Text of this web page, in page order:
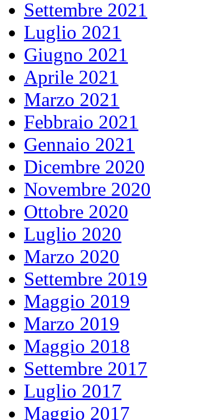
Settembre 2021
Luglio 2021
Giugno 2021
Aprile 2021
Marzo 2021
Febbraio 2021
Gennaio 2021
Dicembre 2020
Novembre 2020
Ottobre 2020
Luglio 2020
Marzo 2020
Settembre 2019
Maggio 2019
Marzo 2019
Maggio 2018
Settembre 2017
Luglio 2017
Maggio 2017